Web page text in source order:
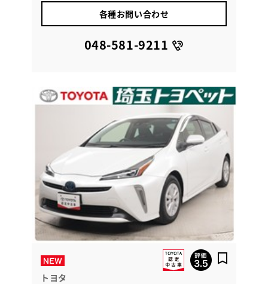
各種お問い合わせ
048-581-9211
トヨタ